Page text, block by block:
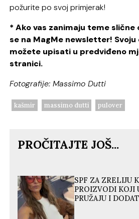
požurite po svoj primjerak!
* Ako vas zanimaju teme
se na MagMe newsletter! Svoju
možete upisati u predviđeno
stranici.
Fotografije: Massimo Dutti
kašmir massimo dutti pulover
PROČITAJTE JOŠ...
SPF ZA ZRELIJU
PROIZVODI KOJI
PRUŽAJU I